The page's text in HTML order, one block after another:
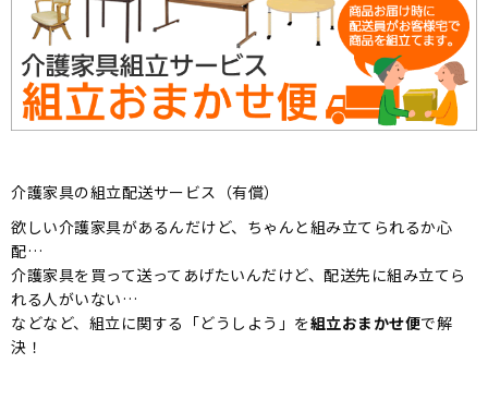
介護家具の組立配送サービス（有償）
欲しい介護家具があるんだけど、ちゃんと組み立てられるか心
配…
介護家具を買って送ってあげたいんだけど、配送先に組み立てら
れる人がいない…
などなど、組立に関する「どうしよう」を組立おまかせ便で解
決！